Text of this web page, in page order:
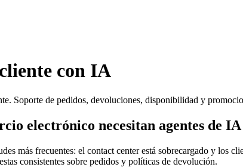
con IA
Soporte de pedidos, devoluciones, disponibilidad y
electrónico necesitan agentes de
más frecuentes: el contact center está sobrecargado y los
consistentes sobre pedidos y políticas de devolución.